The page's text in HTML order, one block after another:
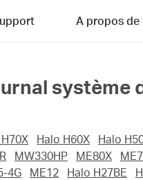
A propos de
système
Halo H60X Halo
MW330HP ME80X
4G ME12 Halo H27BE